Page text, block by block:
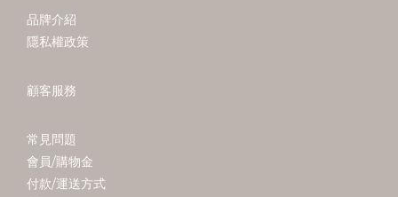
品牌介紹
隱私權政策
顧客服務
常見問題
會員/購物金
付款/運送方式